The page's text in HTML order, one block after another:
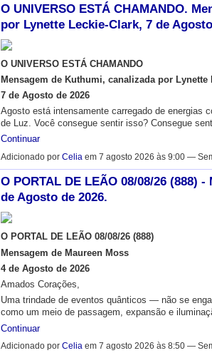
O UNIVERSO ESTÁ CHAMANDO.
por Lynette Leckie-Clark, 7 de
O UNIVERSO ESTÁ CHAMANDO
Mensagem de Kuthumi, canalizada por Lynette
7 de Agosto de 2026
Agosto está intensamente carregado de energias
de Luz. Você consegue sentir isso? Consegue
Continuar
Adicionado por Celia em 7 agosto 2026 às 9:00 —
O PORTAL DE LEÃO 08/08/26 (888)
de Agosto de 2026.
O PORTAL DE LEÃO 08/08/26 (888)
Mensagem de Maureen Moss
4 de Agosto de 2026
Amados Corações,
Uma trindade de eventos quânticos — não se
como um meio de passagem, expansão e
Continuar
Adicionado por Celia em 7 agosto 2026 às 8:50 —